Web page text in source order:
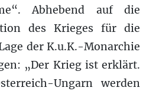
Abhebend auf die
des Krieges für die
der K.u.K.-Monarchie
„Der Krieg ist erklärt.
Ungarn werden